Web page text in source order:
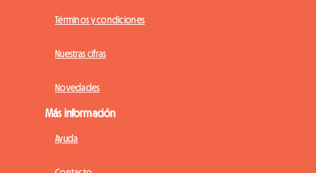
Términos y condiciones
Nuestras cifras
Novedades
Más información
Ayuda